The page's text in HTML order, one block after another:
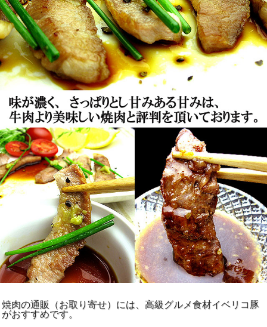
焼肉の通販（お取り寄せ）には、高級グルメ食材イベリコ豚
がおすすめです。